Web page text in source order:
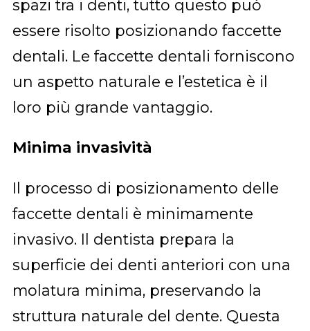
spazi tra i denti, tutto questo può
essere risolto posizionando faccette
dentali. Le faccette dentali forniscono
un aspetto naturale e l’estetica è il
loro più grande vantaggio.
Minima invasività
Il processo di posizionamento delle
faccette dentali è minimamente
invasivo. Il dentista prepara la
superficie dei denti anteriori con una
molatura minima, preservando la
struttura naturale del dente. Questa